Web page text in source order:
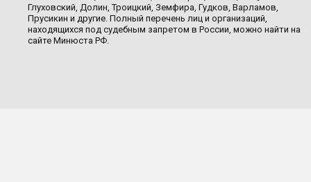
Глуховский, Долин, Троицкий, Земфира, Гудков, Варламов,
Прусикин и другие. Полный перечень лиц и организаций,
находящихся под судебным запретом в России, можно найти на
сайте Минюста РФ.